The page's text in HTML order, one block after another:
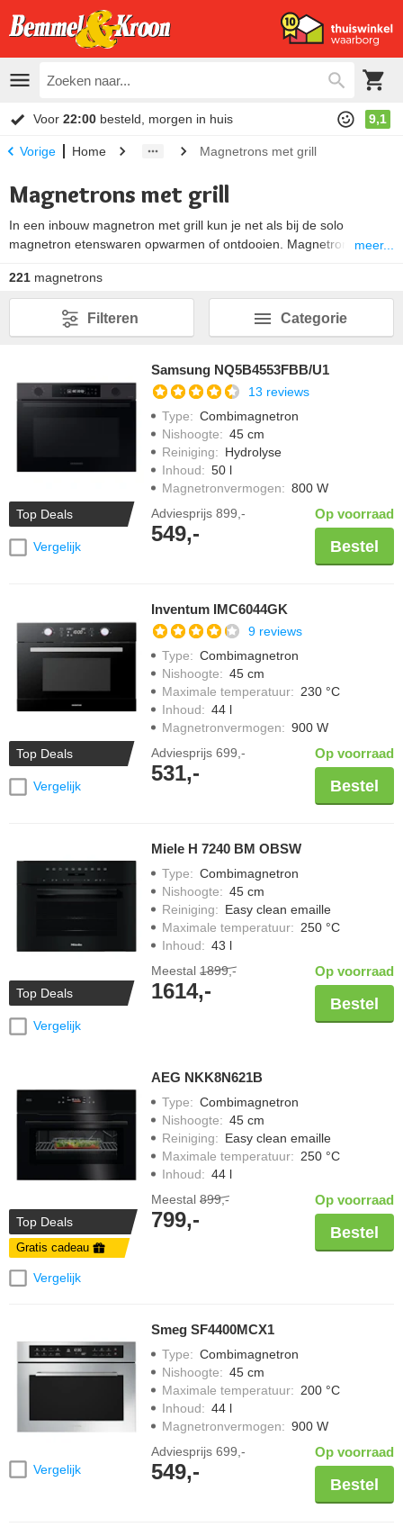
Voor 22:00 besteld, morgen in huis 9,1
Vorige Home Magnetrons met grill
Magnetrons met grill
In een inbouw magnetron met grill kun je net als bij de solo
magnetron etenswaren opwarmen of ontdooien. Magnetrons met
kan je gerechten gratineren. Je ovenschotel of pizza krijgt hierdoor
een heerlijke bruine en krokante korst. Daarnaast is het grillen van
vlees of vis minder vet.
meer...
221 magnetrons
Categorie
Filteren
Top Deals
Vergelijk
Samsung NQ5B4553FBB/U1
13 reviews
Type: Combimagnetron
Nishoogte: 45 cm
Reiniging: Hydrolyse
Inhoud: 50 l
Magnetronvermogen: 800 W
Adviesprijs 899,-
549,-
Op voorraad
Bestel
Top Deals
Vergelijk
Inventum IMC6044GK
9 reviews
Type: Combimagnetron
Nishoogte: 45 cm
Maximale temperatuur: 230 °C
Inhoud: 44 l
Magnetronvermogen: 900 W
Adviesprijs 699,-
531,-
Op voorraad
Bestel
Top Deals
Vergelijk
Miele H 7240 BM OBSW
Type: Combimagnetron
Nishoogte: 45 cm
Reiniging: Easy clean emaille
Maximale temperatuur: 250 °C
Inhoud: 43 l
Meestal 1899,-
1614,-
Op voorraad
Bestel
Top Deals
Gratis cadeau
Vergelijk
AEG NKK8N621B
Type: Combimagnetron
Nishoogte: 45 cm
Reiniging: Easy clean emaille
Maximale temperatuur: 250 °C
Inhoud: 44 l
Meestal 899,-
799,-
Op voorraad
Bestel
Vergelijk
Smeg SF4400MCX1
Type: Combimagnetron
Nishoogte: 45 cm
Maximale temperatuur: 200 °C
Inhoud: 44 l
Magnetronvermogen: 900 W
Adviesprijs 699,-
549,-
Op voorraad
Bestel